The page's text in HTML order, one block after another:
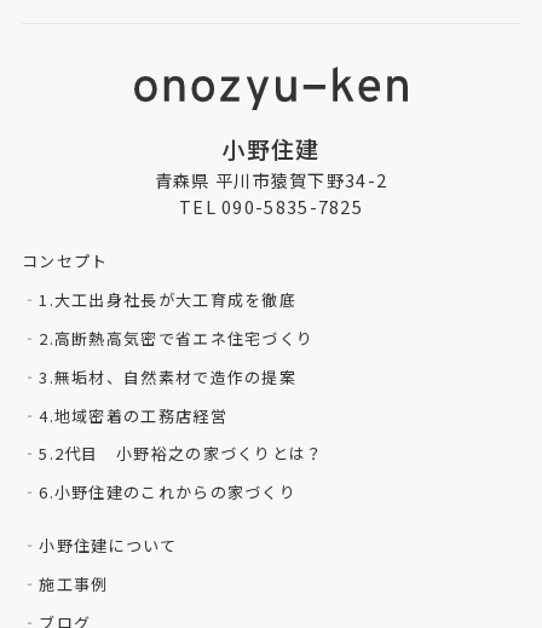
小野住建
青森県 平川市猿賀下野34-2
TEL 090-5835-7825
コンセプト
1.大工出身社長が大工育成を徹底
2.高断熱高気密で省エネ住宅づくり
3.無垢材、自然素材で造作の提案
4.地域密着の工務店経営
5.2代目 小野裕之の家づくりとは？
6.小野住建のこれからの家づくり
小野住建について
施工事例
ブログ